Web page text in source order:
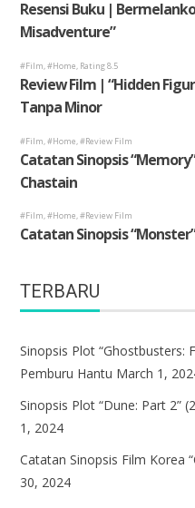
TERBARU
Sinopsis Plot “Ghostbusters:
Pemburu Hantu March 1,
Sinopsis Plot “Dune: Part 2”
1, 2024
Catatan Sinopsis Film Korea
30, 2024